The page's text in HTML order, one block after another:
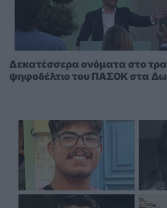
Δεκατέσσερα ονόματα στο
ψηφοδέλτιο του ΠΑΣΟΚ στα